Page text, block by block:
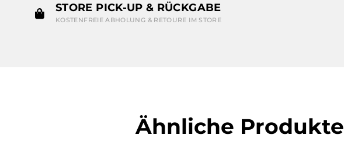
STORE PICK-UP & RÜCKGABE
KOSTENFREIE ABHOLUNG & RETOURE IM STORE
Ähnliche Produkte